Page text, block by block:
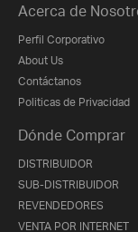
Acerca de
Perfil Corporativo
About Us
Contáctanos
Politicas de Privacidad
Dónde Comprar
DISTRIBUIDOR
SUB-DISTRIBUIDOR
REVENDEDORES
VENTA POR INTERNET